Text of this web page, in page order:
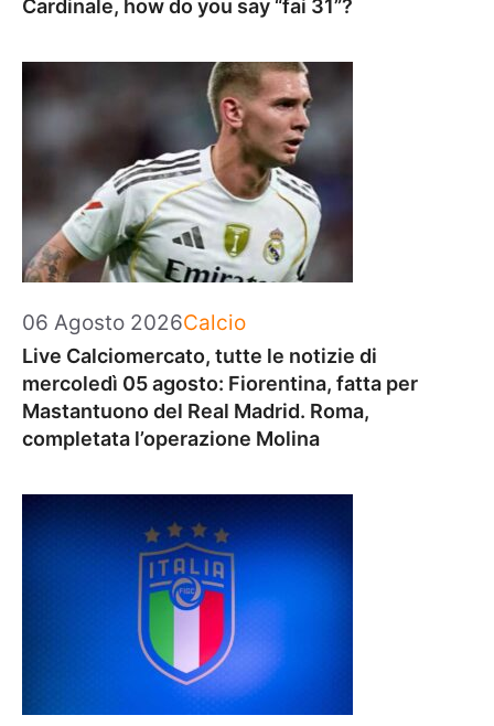
Cardinale, how do you say “fai 31”?
06 Agosto 2026Categorie
Calcio
Live Calciomercato, tutte le notizie di
mercoledì 05 agosto: Fiorentina, fatta per
Mastantuono del Real Madrid. Roma,
completata l’operazione Molina